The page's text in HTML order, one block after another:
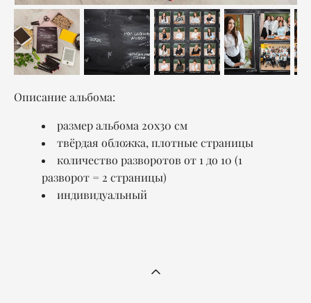
Описание альбома:
размер альбома 20x30 см
твёрдая обложка, плотные страницы
количество разворотов от 1 до 10 (1
разворот = 2 страницы)
индивидуальный